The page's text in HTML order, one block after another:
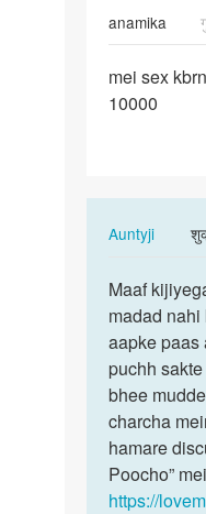
anamika
mei
sex
mei sex
10000
AuntyjiIn
to
mei
sex
kbrna
chati
hu
ek…
by
Maaf
kijiyega
hum
isme
aapki…
Maaf
madad
aapke paas
puchh
bhee
charcha
hamare
Poocho”
https://